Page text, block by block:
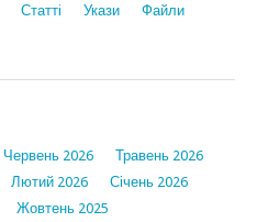
Статтi Укази
Файли
Червень 2026
Травень 2026
Лютий 2026
Січень 2026
Жовтень 2025